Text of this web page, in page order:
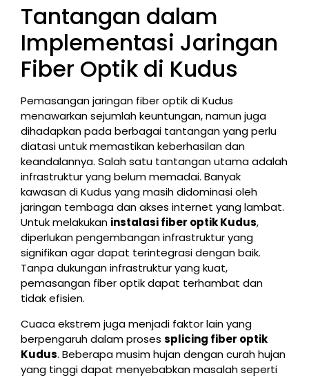
Tantangan dalam
Implementasi Jaringan
Fiber Optik di Kudus
Pemasangan jaringan fiber optik di Kudus
menawarkan sejumlah keuntungan, namun juga
dihadapkan pada berbagai tantangan yang perlu
diatasi untuk memastikan keberhasilan dan
keandalannya. Salah satu tantangan utama adalah
infrastruktur yang belum memadai. Banyak
kawasan di Kudus yang masih didominasi oleh
jaringan tembaga dan akses internet yang lambat.
Untuk melakukan instalasi fiber optik Kudus,
diperlukan pengembangan infrastruktur yang
signifikan agar dapat terintegrasi dengan baik.
Tanpa dukungan infrastruktur yang kuat,
pemasangan fiber optik dapat terhambat dan
tidak efisien.
Cuaca ekstrem juga menjadi faktor lain yang
berpengaruh dalam proses splicing fiber optik
Kudus. Beberapa musim hujan dengan curah hujan
yang tinggi dapat menyebabkan masalah seperti